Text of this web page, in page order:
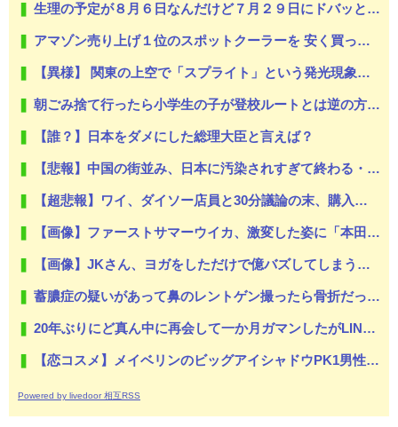
生理の予定が８月６日なんだけど７月２９日にドバッと鮮血でたから生理かな？って思ったのよね
アマゾン売り上げ１位のスポットクーラーを 安く買った 今日設置する 予定だが多少でも涼しくなったら良いな
【異様】 関東の上空で「スプライト」という発光現象が観測される！多くの人が地上から天変地異のような光景を目撃
朝ごみ捨て行ったら小学生の子が登校ルートとは逆の方に歩いてた
【誰？】日本をダメにした総理大臣と言えば？
【悲報】中国の街並み、日本に汚染されすぎて終わる・・・
【超悲報】ワイ、ダイソー店員と30分議論の末、購入を決定ｗｗ
【画像】ファーストサマーウイカ、激変した姿に「本田望結ちゃんかと」
【画像】JKさん、ヨガをしただけで億バズしてしまう…
蓄膿症の疑いがあって鼻のレントゲン撮ったら骨折だった。そういや幼稚園の頃顔面着地したことがあったが、 母ちゃん当時気づかなかったのかよ・・・
20年ぶりにど真ん中に再会して一か月ガマンしたがLINEで「たまに二人で昔話ができる友達になろう」的なメッセ送信した。昨日まで既読無視
【恋コスメ】メイベリンのビッグアイシャドウPK1男性からの評判めちゃくちゃ良い。
Powered by livedoor 相互RSS